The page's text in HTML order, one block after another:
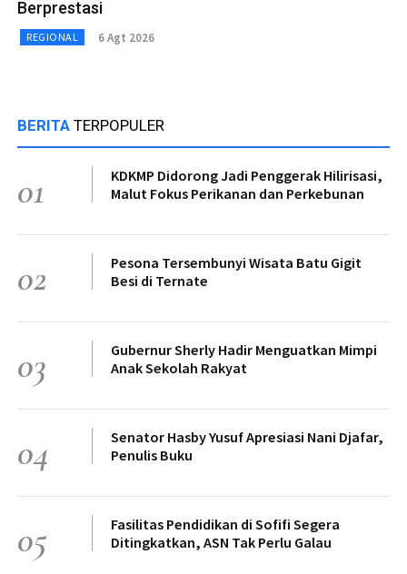
Berprestasi
REGIONAL 6 Agt 2026
BERITA TERPOPULER
01
KDKMP Didorong Jadi Penggerak Hilirisasi,
Malut Fokus Perikanan dan Perkebunan
02
Pesona Tersembunyi Wisata Batu Gigit
Besi di Ternate
03
Gubernur Sherly Hadir Menguatkan Mimpi
Anak Sekolah Rakyat
04
Senator Hasby Yusuf Apresiasi Nani Djafar,
Penulis Buku
05
Fasilitas Pendidikan di Sofifi Segera
Ditingkatkan, ASN Tak Perlu Galau